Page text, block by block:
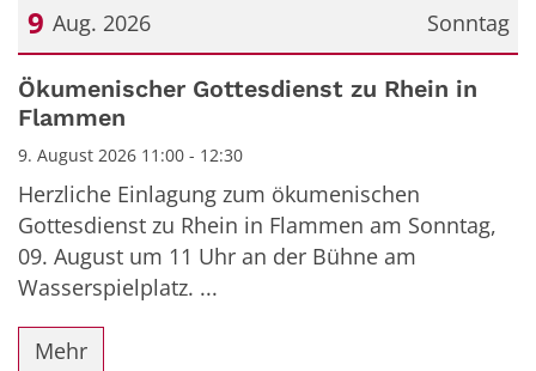
Sonntag
9 Aug. 2026
Datum: 9. August 2026
Ökumenischer Gottesdienst zu Rhein in
Flammen
9. August 2026 11:00 - 12:30
Herzliche Einlagung zum ökumenischen
Gottesdienst zu Rhein in Flammen am Sonntag,
09. August um 11 Uhr an der Bühne am
Wasserspielplatz. ...
Mehr